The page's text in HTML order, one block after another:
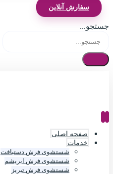
سفارش آنلاین
جستجو...
صفحه اصلی
خدمات
شستشوی فرش دستبافت
شستشوی فرش ابریشم
شستشوی فرش تبریز